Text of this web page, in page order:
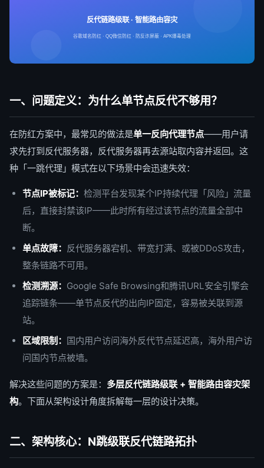
反代链路级联 · 智能路由容灾
谷歌域名防红 · QQ微信防红 · 防反诈屏蔽 · APK爆毒处理
一、问题定义：为什么单节点反代不够用？
在防红方案中，最常见的做法是单一反向代理节点——用户请
求先打到反代服务器，反代服务器再去源站取内容并返回。这
种「一跳代理」模式在以下场景中会迅速失效：
节点IP被标记： 检测平台发现某个IP持续代理「风险」流量
后，直接封禁该IP——此时所有经过该节点的流量全部中
断。
单点故障： 反代服务器宕机、带宽打满、或被DDoS攻击，
整条链路不可用。
检测溯源： Google Safe Browsing和腾讯URL安全引擎会
追踪链条——单节点反代的出向IP固定，容易被关联到源
站。
区域限制： 国内用户访问海外反代节点延迟高，海外用户访
问国内节点被墙。
解决这些问题的方案是： 多层反代链路级联 + 智能路由容灾架
构。下面从架构设计角度拆解每一层的设计决策。
二、架构核心：N跳级联反代链路拓扑